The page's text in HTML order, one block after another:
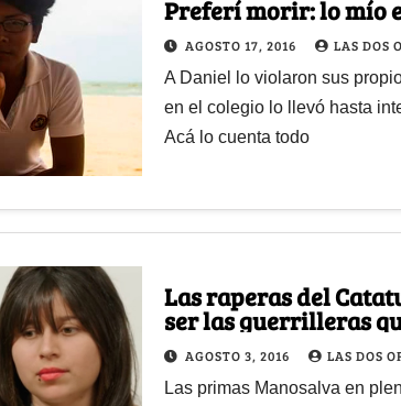
Preferí morir: lo mío
hombres"
AGOSTO 17, 2016 LAS DOS
A Daniel lo violaron sus
en el colegio lo llevó hasta
Acá lo cuenta todo
Las raperas del
ser las guerrilleras
AGOSTO 3, 2016 LAS DOS
Las primas Manosalva en